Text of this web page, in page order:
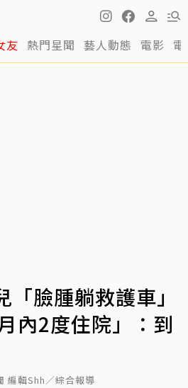
友 熱門星聞 藝人動態 電影
臉腫躺救護車」
內2度住院」：到
編輯Shh／綜合報導